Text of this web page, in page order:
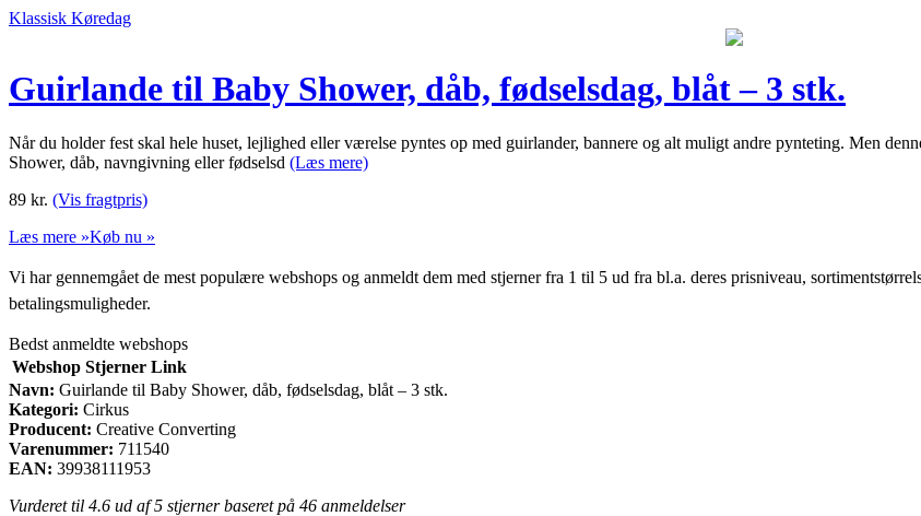
Klassisk Køredag
Guirlande til Baby Shower, dåb, fødselsdag, blåt – 3 stk.
Når du holder fest skal hele huset, lejlighed eller værelse pyntes op med guirlander, bannere og alt muligt andre pynteting. Men
Shower, dåb, navngivning eller fødselsd (Læs mere)
89 kr. (Vis fragtpris)
Læs mere »Køb nu »
Vi har gennemgået de mest populære webshops og anmeldt dem med stjerner fra 1 til 5 ud fra bl.a. deres prisniveau,
betalingsmuligheder.
Bedst anmeldte webshops
Webshop Stjerner Link
Navn: Guirlande til Baby Shower, dåb, fødselsdag, blåt – 3 stk.
Kategori: Cirkus
Producent: Creative Converting
Varenummer: 711540
EAN: 39938111953
Vurderet til 4.6 ud af 5 stjerner baseret på 46 anmeldelser